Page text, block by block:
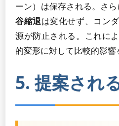
ーン）は保存される。さ
谷縮退は変化せず、コン
源が防止される。これに
的変形に対して比較的影響
5. 提案され